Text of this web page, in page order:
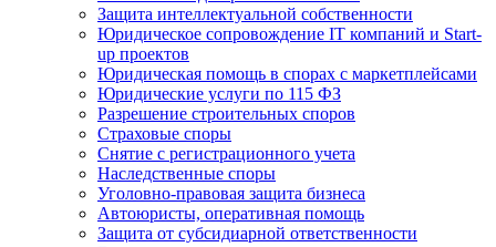
Защита интеллектуальной собственности
Юридическое сопровождение IT компаний и Start-
up проектов
Юридическая помощь в спорах с маркетплейсами
Юридические услуги по 115 ФЗ
Разрешение строительных споров
Страховые споры
Снятие с регистрационного учета
Наследственные споры
Уголовно-правовая защита бизнеса
Автоюристы, оперативная помощь
Защита от субсидиарной ответственности